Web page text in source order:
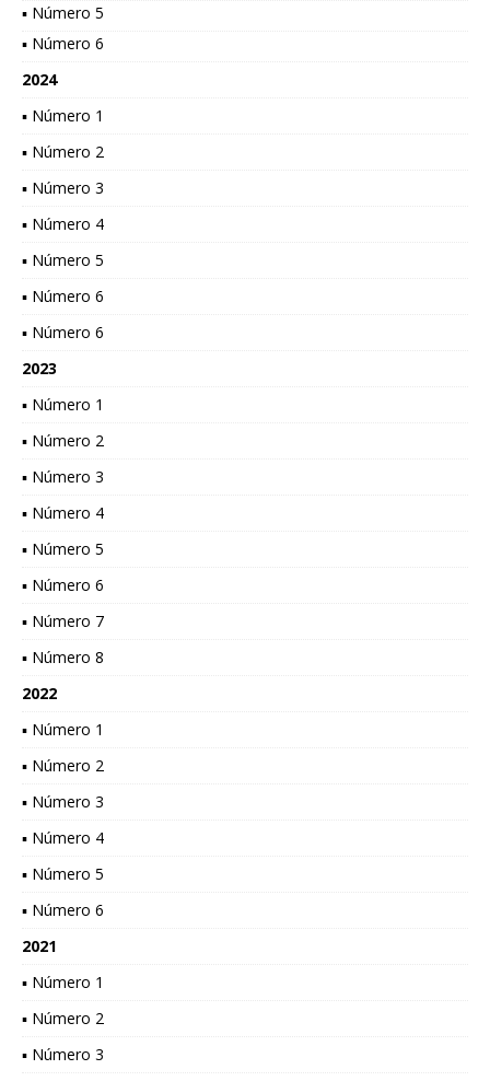
▪ Número 5
▪ Número 6
2024
▪ Número 1
▪ Número 2
▪ Número 3
▪ Número 4
▪ Número 5
▪ Número 6
▪ Número 6
2023
▪ Número 1
▪ Número 2
▪ Número 3
▪ Número 4
▪ Número 5
▪ Número 6
▪ Número 7
▪ Número 8
2022
▪ Número 1
▪ Número 2
▪ Número 3
▪ Número 4
▪ Número 5
▪ Número 6
2021
▪ Número 1
▪ Número 2
▪ Número 3